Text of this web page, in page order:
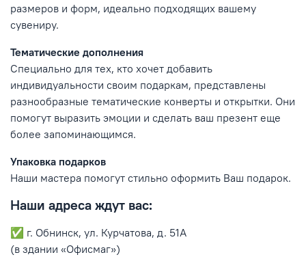
размеров и форм, идеально подходящих вашему
сувениру.
Тематические дополнения
Специально для тех, кто хочет добавить
индивидуальности своим подаркам, представлены
разнообразные тематические конверты и открытки. Они
помогут выразить эмоции и сделать ваш презент еще
более запоминающимся.
Упаковка подарков
Наши мастера помогут стильно оформить Ваш подарок.
Наши адреса ждут вас:
✅ г. Обнинск, ул. Курчатова, д. 51А
(в здании «Офисмаг»)